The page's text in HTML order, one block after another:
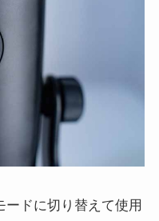
ードに切り替えて使用